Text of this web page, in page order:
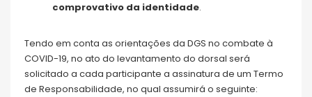
comprovativo da identidade.
Tendo em conta as orientações da DGS no combate à
COVID-19, no ato do levantamento do dorsal será
solicitado a cada participante a assinatura de um Termo
de Responsabilidade, no qual assumirá o seguinte: